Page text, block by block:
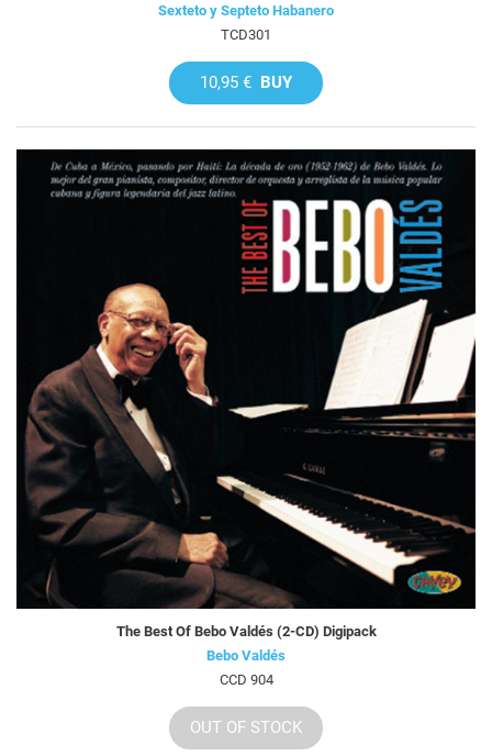
Sexteto y Septeto Habanero
TCD301
10,95 € BUY
The Best Of Bebo Valdés (2-CD) Digipack
Bebo Valdés
CCD 904
OUT OF STOCK